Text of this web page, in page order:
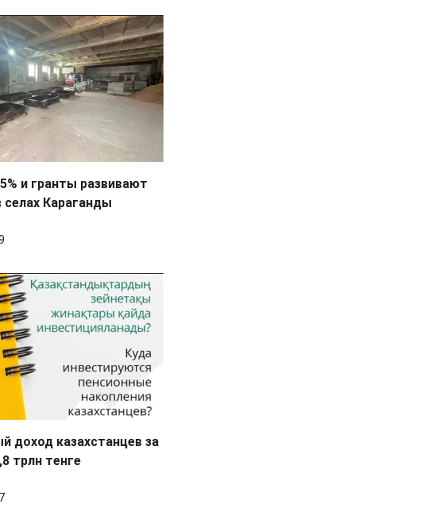
и гранты развивают
Караганды
доход казахстанцев за
трлн тенге